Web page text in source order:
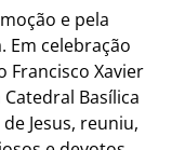
e pela
Em celebração
Francisco Xavier
Basílica
Jesus, reuniu,